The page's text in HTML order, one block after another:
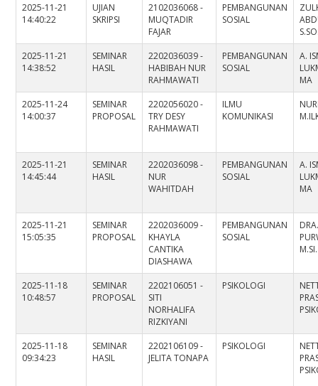
2025-11-21
14:40:22
UJIAN
SKRIPSI
2102036068 -
MUQTADIR
FAJAR
PEMBANGUNAN
SOSIAL
2025-11-21
14:38:52
SEMINAR
HASIL
2202036039 -
HABIBAH NUR
RAHMAWATI
PEMBANGUNAN
SOSIAL
A.
MA
2025-11-24
14:00:37
SEMINAR
PROPOSAL
2202056020 -
TRY DESY
RAHMAWATI
ILMU
KOMUNIKASI
2025-11-21
14:45:44
SEMINAR
HASIL
2202036098 -
NUR
WAHITDAH
PEMBANGUNAN
SOSIAL
A.
MA
2025-11-21
15:05:35
SEMINAR
PROPOSAL
2202036009 -
KHAYLA
CANTIKA
DIASHAWA
PEMBANGUNAN
SOSIAL
2025-11-18
10:48:57
SEMINAR
PROPOSAL
2202106051 -
SITI
NORHALIFA
RIZKIYANI
PSIKOLOGI
2025-11-18
09:34:23
SEMINAR
HASIL
2202106109 -
JELITA TONAPA
PSIKOLOGI